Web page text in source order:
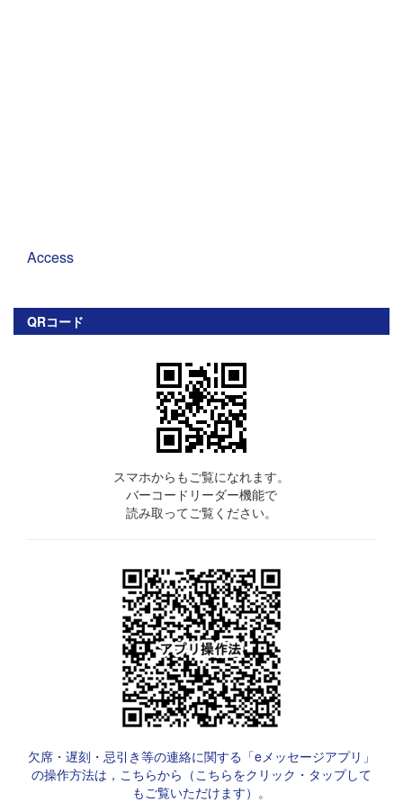
Access
QRコード
スマホからもご覧になれます。
バーコードリーダー機能で
読み取ってご覧ください。
欠席・遅刻・忌引き等の連絡に関する「eメッセージアプリ」
の操作方法は，こちらから（こちらをクリック・タップして
もご覧いただけます）。